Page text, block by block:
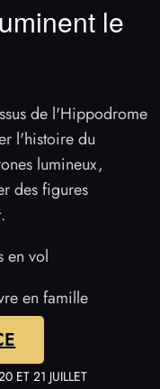
le
de l'Hippodrome
l'histoire du
lumineux,
des figures
en vol
en famille
ET 21 JUILLET